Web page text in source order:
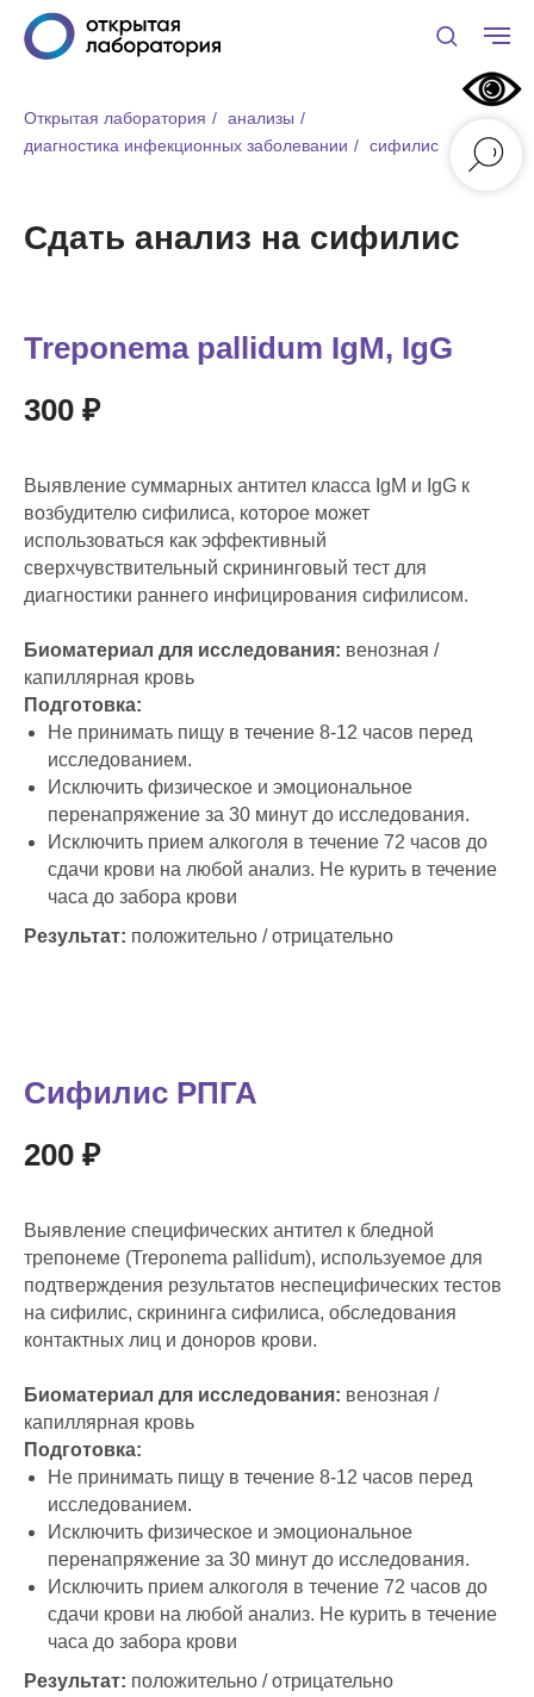
Открытая лаборатория / анализы /
диагностика инфекционных заболевании / сифилис
Сдать анализ на сифилис
Treponema pallidum IgМ, IgG
300 ₽
Выявление суммарных антител класса IgM и IgG к
возбудителю сифилиса, которое может
использоваться как эффективный
сверхчувствительный скрининговый тест для
диагностики раннего инфицирования сифилисом.
Биоматериал для исследования: венозная /
капиллярная кровь
Подготовка:
Не принимать пищу в течение 8-12 часов перед
исследованием.
Исключить физическое и эмоциональное
перенапряжение за 30 минут до исследования.
Исключить прием алкоголя в течение 72 часов до
сдачи крови на любой анализ. Не курить в течение
часа до забора крови
Результат: положительно / отрицательно
Сифилис РПГА
200 ₽
Выявление специфических антител к бледной
трепонеме (Treponema pallidum), используемое для
подтверждения результатов неспецифических тестов
на сифилис, скрининга сифилиса, обследования
контактных лиц и доноров крови.
Биоматериал для исследования: венозная /
капиллярная кровь
Подготовка:
Не принимать пищу в течение 8-12 часов перед
исследованием.
Исключить физическое и эмоциональное
перенапряжение за 30 минут до исследования.
Исключить прием алкоголя в течение 72 часов до
сдачи крови на любой анализ. Не курить в течение
часа до забора крови
Результат: положительно / отрицательно